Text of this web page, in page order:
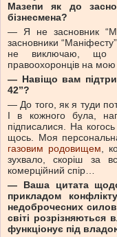
Мазепи як до
бізнесмена?
— Я не засновник
засновники
не виключаю, що
правоохоронців на
— Навіщо вам
42”?
— До того, як я туди
І в кожного була,
підписалися. На
щось. Моя
газовим родовищем,
зухвало, скоріш за
комерційний спір…
— Ваша цитата
прикладом
недоброчесних
світі
функціонує під